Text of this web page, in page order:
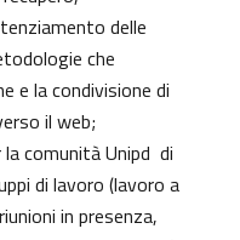
delle
che
e la condivisione di
il web;
comunità Unipd di
di lavoro (lavoro a
in presenza,